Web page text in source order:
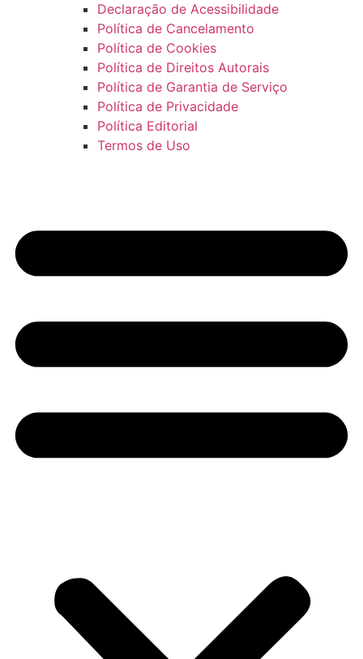
Declaração de Acessibilidade
Política de Cancelamento
Política de Cookies
Política de Direitos Autorais
Política de Garantia de Serviço
Política de Privacidade
Política Editorial
Termos de Uso